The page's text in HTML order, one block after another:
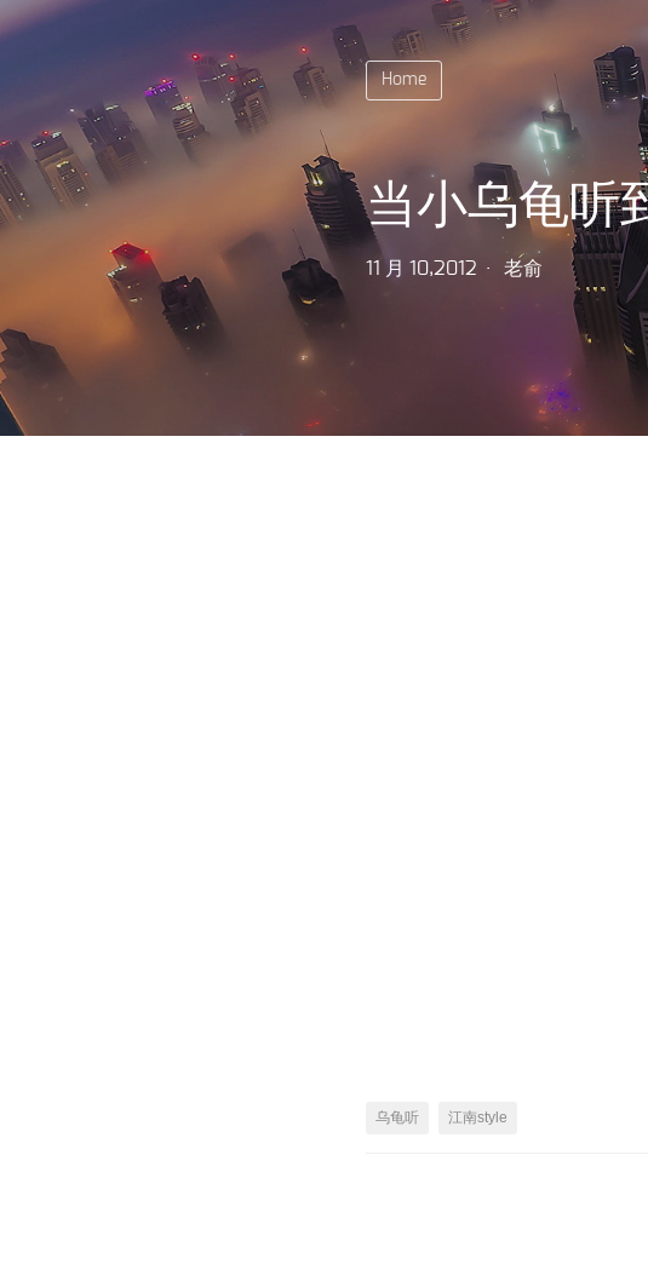
Home
当小乌龟听
11 月 10,2012 老俞
乌龟听 江南style